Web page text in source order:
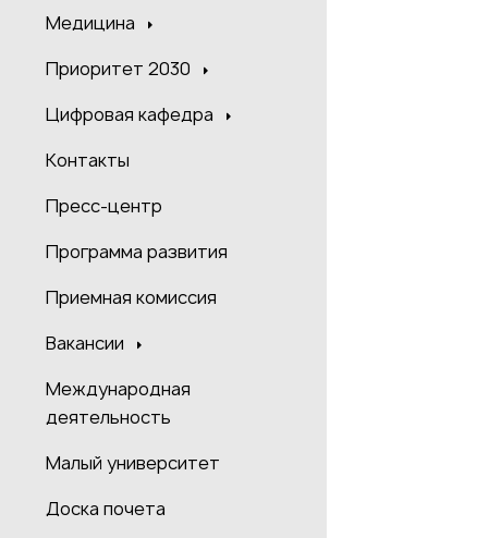
Медицина
Приоритет 2030
Цифровая кафедра
Контакты
Пресс-центр
Программа развития
Приемная комиссия
Вакансии
Международная
деятельность
Малый университет
Доска почета